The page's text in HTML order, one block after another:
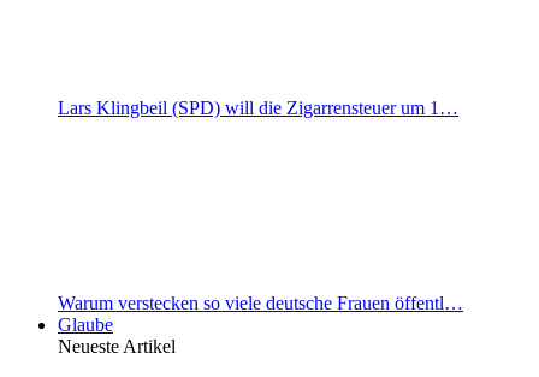
Lars Klingbeil (SPD) will die Zigarrensteuer um 1…
Warum verstecken so viele deutsche Frauen öffentl…
Glaube
Neueste Artikel